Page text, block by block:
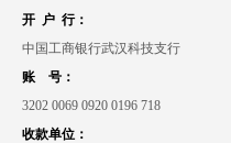
开 户 行：
中国工商银行武汉科技支行
账 号：
3202 0069 0920 0196 718
收款单位：